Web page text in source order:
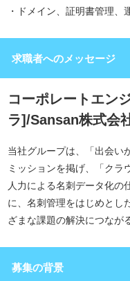
・ドメイン、証明書管理、
求職者へのメッセージ
コーポレートエン
ラ]/Sansan株式会
当社グループは、「出会い
ミッションを掲げ、「クラ
人力による名刺データ化の
に、名刺管理をはじめとし
ざまな課題の解決につなが
募集の背景